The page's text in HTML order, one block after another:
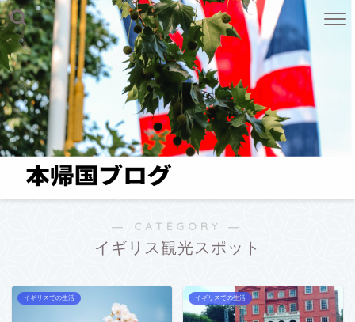
― CATEGORY ―
イギリス観光スポット
イギリスでの生活 イギリスでの生活